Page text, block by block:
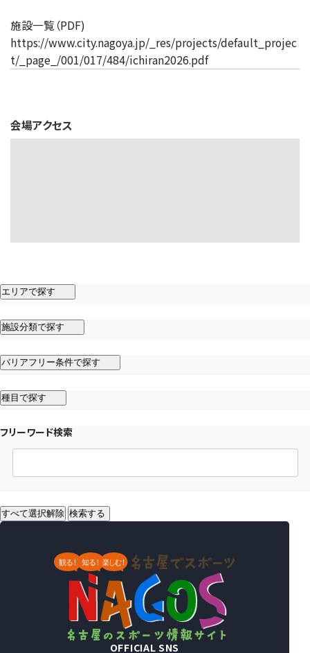
施設一覧（PDF)
https://www.city.nagoya.jp/_res/projects/default_projec
t/_page_/001/017/484/ichiran2026.pdf
会場アクセス
エリアで探す
施設分類で探す
バリアフリー条件で探す
種目で探す
フリーワード検索
すべて選択解除 検索する
OFFICIAL SNS